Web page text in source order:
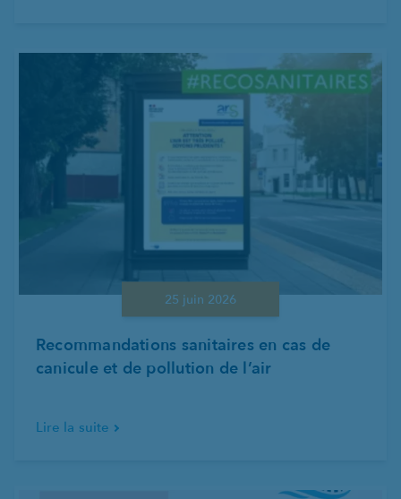
25 juin 2026
Recommandations sanitaires en cas de
canicule et de pollution de l’air
Lire la suite